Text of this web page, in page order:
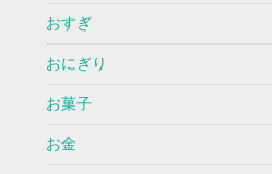
おすぎ
おにぎり
お菓子
お金